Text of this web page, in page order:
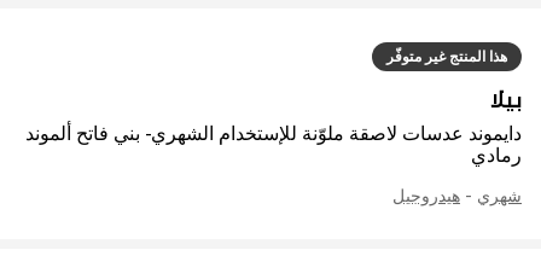
هذا المنتج غير متوفّر
بيلا
دايموند عدسات لاصقة ملوّنة للإستخدام الشهري - بني فاتح ألموند
رمادي
شهري - هيدروجيل